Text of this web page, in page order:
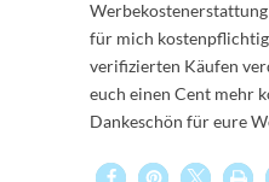
für mich
verifizierten Käufen
euch einen Cent mehr
Dankeschön für eure